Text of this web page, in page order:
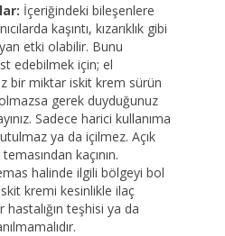
İçeriğindeki bileşenlere
kaşıntı, kızarıklık gibi
etki olabilir. Bunu
edebilmek için; el
bir miktar iskit krem sürün
gerek duyduğunuz
Sadece harici kullanıma
ya da içilmez. Açık
kaçının.
halinde ilgili bölgeyi bol
kremi kesinlikle ilaç
teşhisi ya da